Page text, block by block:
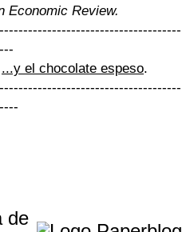
Economic Review.
...y el chocolate espeso.
de